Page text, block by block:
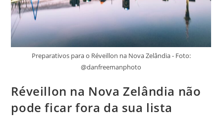
Preparativos para o Réveillon na Nova Zelândia - Foto:
@danfreemanphoto
Réveillon na Nova Zelândia não
pode ficar fora da sua lista